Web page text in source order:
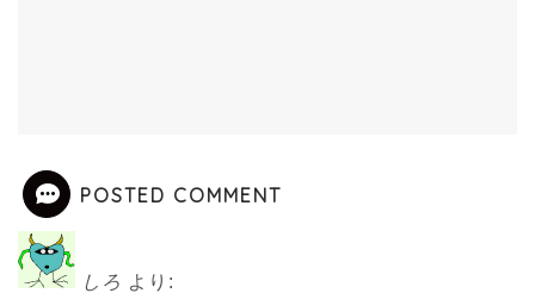
POSTED COMMENT
しろ より: